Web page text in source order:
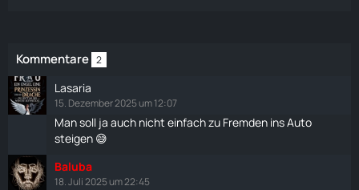
Kommentare 2
Lasaria
15. Dezember 2025 um 12:07
Man soll ja auch nicht einfach zu Fremden ins Auto
steigen 😅
Baluba
18. Juli 2025 um 22:45